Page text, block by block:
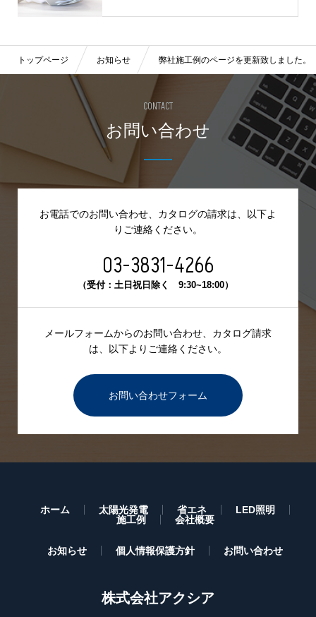
トップページ お知らせ 弊社施工例のページを更新致しました。
CONTACT
お問い合わせ
お電話でのお問い合わせ、カタログの請求は、 以下よ
りご連絡ください。
03-3831-4266
（受付：土日祝日除く 9:30~18:00）
メールフォームからのお問い合わせ、カタログ請求
は、 以下よりご連絡ください。
お問い合わせフォーム
ホーム 太陽光発電 省エネ
LED照明
施工例
会社概要
お知らせ 個人情報保護方針 お問い合わせ
株式会社アクシア